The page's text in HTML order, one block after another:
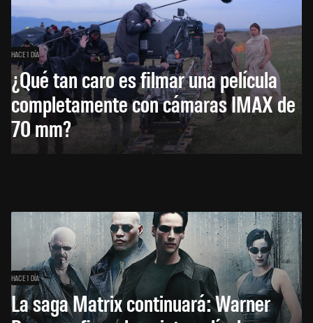
HACE 1 DÍA
¿Qué tan caro es filmar una película
completamente con cámaras IMAX de
70 mm?
HACE 1 DÍA
La saga Matrix continuará: Warner